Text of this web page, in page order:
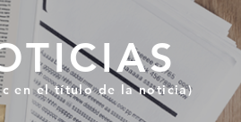
en el título de la noticia)